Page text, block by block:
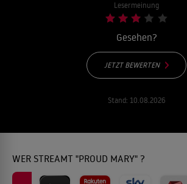
Lesermeinung
Gesehen?
JETZT BEWERTEN
Stand: 10.08.2026
WER STREAMT "PROUD MARY" ?